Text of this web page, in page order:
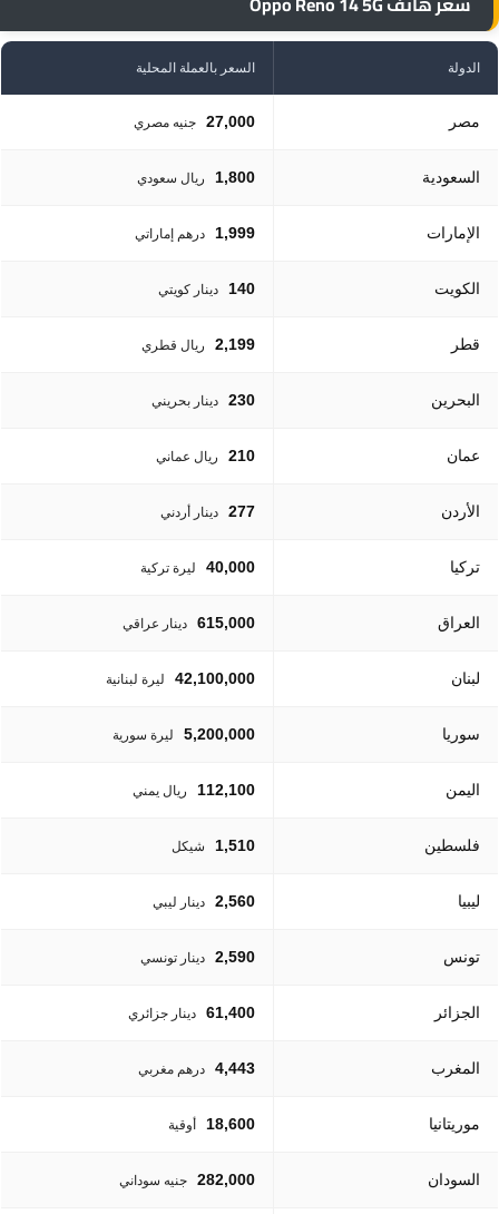
الدولة السعر بالعملة المحلية
مصر 27,000 جنيه مصري
السعودية 1,800 ريال سعودي
الإمارات 1,999 درهم إماراتي
الكويت 140 دينار كويتي
قطر 2,199 ريال قطري
البحرين 230 دينار بحريني
عمان 210 ريال عماني
الأردن 277 دينار أردني
تركيا 40,000 ليرة تركية
العراق 615,000 دينار عراقي
لبنان 42,100,000 ليرة لبنانية
سوريا 5,200,000 ليرة سورية
اليمن 112,100 ريال يمني
فلسطين 1,510 شيكل
ليبيا 2,560 دينار ليبي
تونس 2,590 دينار تونسي
الجزائر 61,400 دينار جزائري
المغرب 4,443 درهم مغربي
موريتانيا 18,600 أوقية
السودان 282,000 جنيه سوداني